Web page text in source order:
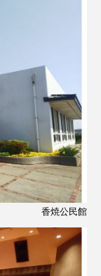
香焼公民館